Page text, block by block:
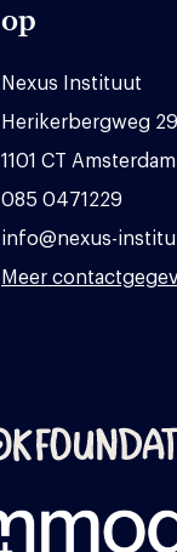
op
Nexus Instituut
Herikerbergweg
1101 CT Amsterdam
085 0471229
info@nexus-
Meer